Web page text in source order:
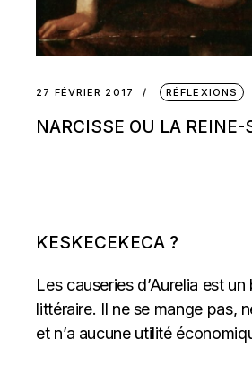
27 FÉVRIER 2017 RÉFLEXIONS
NARCISSE OU LA REINE-
KESKECEKECA ?
Les causeries d’Aurelia est
littéraire. Il ne se mange pas,
et n’a aucune utilité